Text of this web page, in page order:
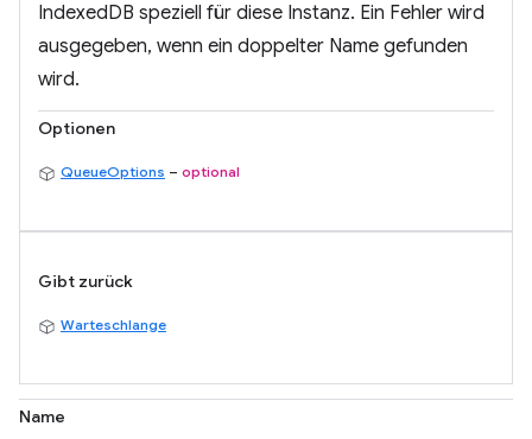
IndexedDB speziell für diese Instanz. Ein Fehler wird
ausgegeben, wenn ein doppelter Name gefunden
wird.
Optionen
QueueOptions – optional
Gibt zurück
Warteschlange
Name